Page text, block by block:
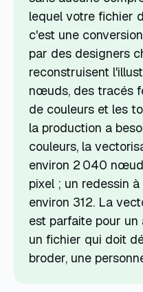
lequel votre fichier
c'est une
par des designers
reconstruisent
nœuds, des tracés
de couleurs et les
la production a
couleurs, la
environ 2 040
pixel ; un redessin
environ 312. La
est parfaite pour
un fichier qui doit
broder, une